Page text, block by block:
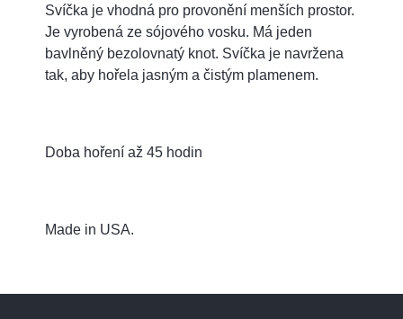
Svíčka je vhodná pro provonění menších prostor.
Je vyrobená ze sójového vosku. Má jeden
bavlněný bezolovnatý knot. Svíčka je navržena
tak, aby hořela jasným a čistým plamenem.
Doba hoření až 45 hodin
Made in USA.